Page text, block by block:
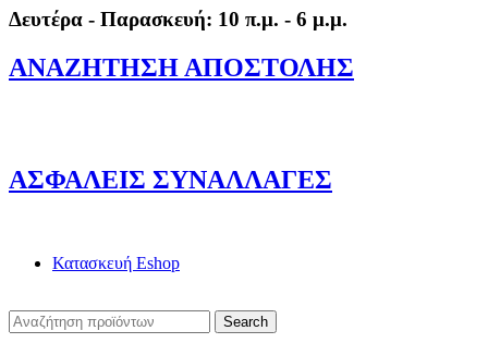
Δευτέρα - Παρασκευή: 10 π.μ. - 6 μ.μ.
ΑΝΑΖΗΤΗΣΗ ΑΠΟΣΤΟΛΗΣ
ΑΣΦΑΛΕΙΣ ΣΥΝΑΛΛΑΓΕΣ
Κατασκευή Eshop
Search